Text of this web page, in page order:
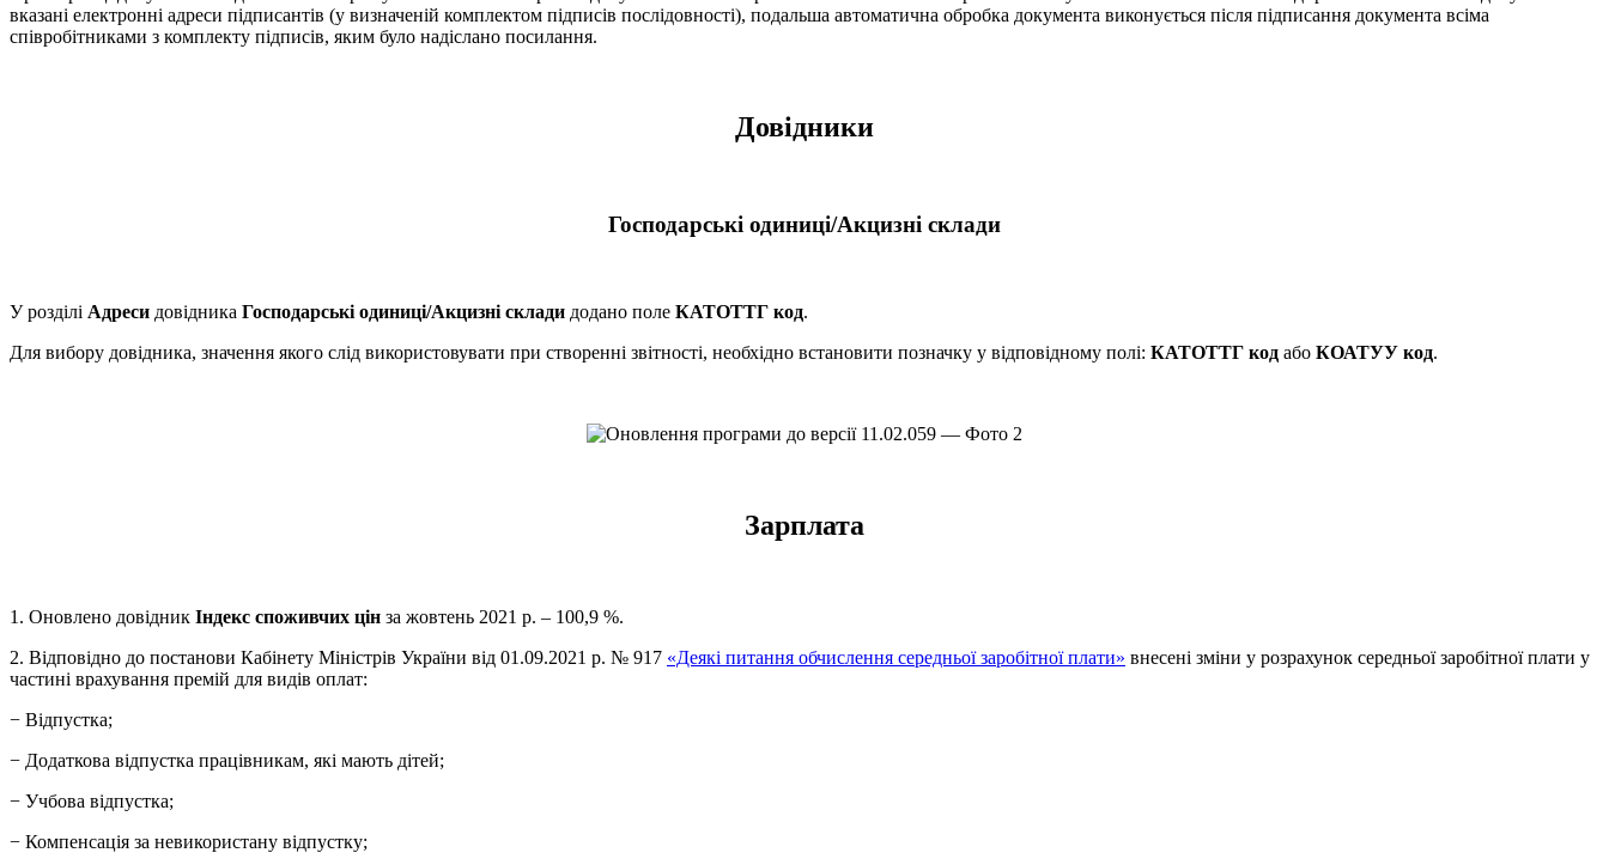
вказані електронні адреси підписантів (у визначеній комплектом підписів послідовності), подальша автоматична обробка документа виконується після підписання документа всіма
співробітниками з комплекту підписів, яким було надіслано посилання.
Довідники
Господарські одиниці/Акцизні склади
У розділі Адреси довідника Господарські одиниці/Акцизні склади додано поле КАТОТТГ код.
Для вибору довідника, значення якого слід використовувати при створенні звітності, необхідно встановити позначку у відповідному полі: КАТОТТГ код або КОАТУУ код.
Зарплата
1. Оновлено довідник Індекс споживчих цін за жовтень 2021 р. – 100,9 %.
2. Відповідно до постанови Кабінету Міністрів України від 01.09.2021 р. № 917 «Деякі питання обчислення середньої заробітної плати» внесені зміни у розрахунок середньої заробітної плати у
частині врахування премій для видів оплат:
− Відпустка;
− Додаткова відпустка працівникам, які мають дітей;
− Учбова відпустка;
− Компенсація за невикористану відпустку;